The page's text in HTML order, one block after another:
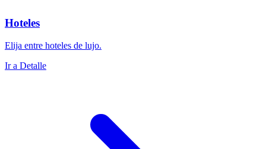
Hoteles
Elija entre hoteles de lujo.
Ir a Detalle